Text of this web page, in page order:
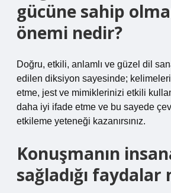
gücüne sahip
önemi nedir?
Doğru, etkili, anlamlı ve güzel dil
edilen diksiyon sayesinde;
etme, jest ve mimiklerinizi etkili
daha iyi ifade etme ve bu sayede
etkileme yeteneği kazanırsınız.
Konuşmanın
sağladığı faydalar